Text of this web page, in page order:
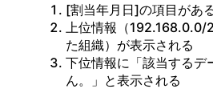
[割当年月日]の項目があ
上位情報（192.168.0.0/
た組織）が表示される
下位情報に「該当するデ
ん。」と表示される